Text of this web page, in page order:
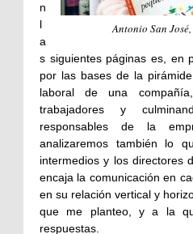
Antonio San
n
l
a
s siguientes páginas es, en
por las bases de la
laboral de una
trabajadores y
responsables de la
analizaremos también lo
intermedios y los directores
encaja la comunicación en
en su relación vertical y
que me planteo, y a la
respuestas.